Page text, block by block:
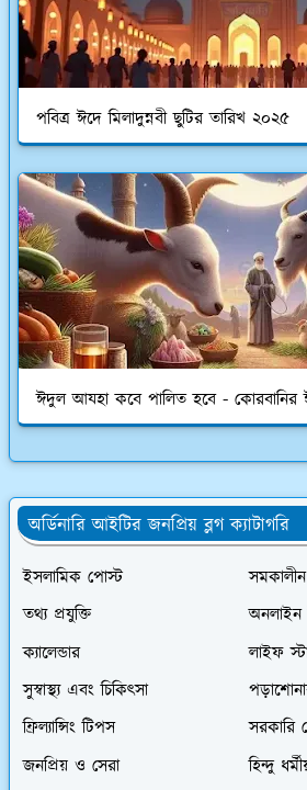
পবিত্র ঈদে মিলাদুন্নবী ছুটির তারিখ ২০২৫
ঈদুল আযহা কবে পালিত হবে -
অর্ডিনারি আইটির জনপ্রিয় ব্লগ ক্যাটাগরি
ইসলামিক পোস্ট
তথ্য প্রযুক্তি
ক্যালেন্ডার
লাইফ
সুস্বাস্থ্য এবং চিকিৎসা
ফ্রিল্যান্সিং টিপস
সরকারি
জনপ্রিয় ও সেরা
হিন্দু